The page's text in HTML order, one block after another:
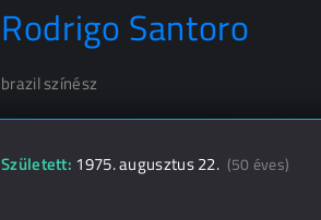
Rodrigo Santoro
brazil színész
Született: 1975. augusztus 22. (50 éves)